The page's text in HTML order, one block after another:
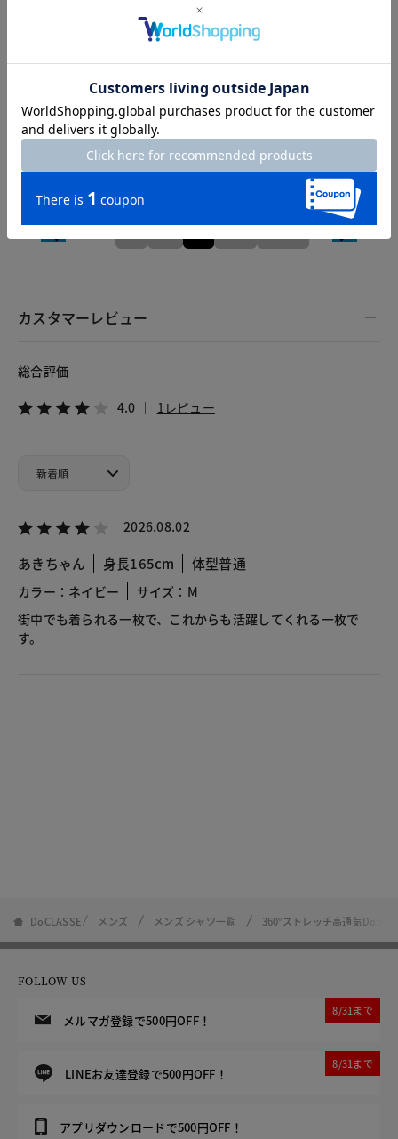
Length 73cm
S M L XL XXL
カスタマーレビュー
総合評価
4.0 1レビュー
2026.08.02
あきちゃん 身長165cm 体型普通
カラー：ネイビー
サイズ：M
街中でも着られる一枚で、これからも活躍してくれる一枚で
す。
DoCLASSE メンズ メンズ シャツ一覧 360°ストレッチ高通気DotAir
FOLLOW US
メルマガ登録で500円OFF！
8/31まで
LINEお友達登録で500円OFF！
8/31まで
アプリダウンロードで500円OFF！